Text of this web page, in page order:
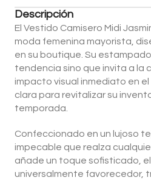
Descripción
El Vestido Camisero Midi
moda femenina mayorista,
en su boutique. Su
tendencia sino que invita a la
impacto visual inmediato en
clara para revitalizar su
temporada.
Confeccionado en un lujoso
impecable que realza
añade un toque sofisticado,
universalmente favorecedor,